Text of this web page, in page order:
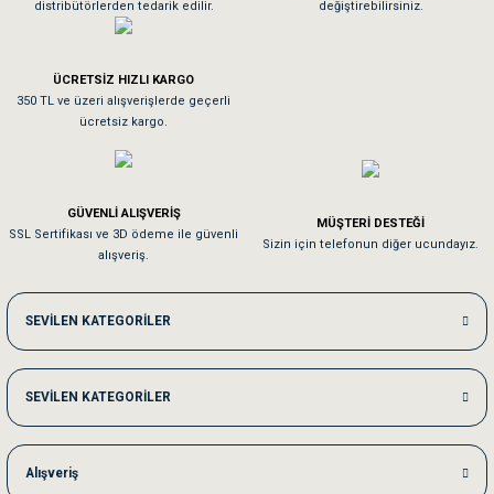
Tavşanım kafesinin kalitesine ve paketlemesine bayıldım
Sa**** On******
Kedilerim beğeniyorlar. Memnunuz. Uygun fiyatta olması iyi.
Me***** Ya******
Akşam verdiğim sipariş bir sonraki gün elime ulaştı. Jack russell köpeğim
Ka***** Ar******
Ufak bir sorun harici sorun olmadı sağolsunlar onuda hemen çözdüler
distribütörlerden tedarik edilir.
değiştirebilirsiniz.
ÜCRETSİZ HIZLI KARGO
350 TL ve üzeri alışverişlerde geçerli
ücretsiz kargo.
GÜVENLİ ALIŞVERİŞ
SSL Sertifikası ve 3D ödeme ile güvenli
alışveriş.
MÜŞTERİ DESTEĞİ
Sizin için telefonun diğer ucundayız.
SEVİLEN KATEGORİLER
SEVİLEN KATEGORİLER
Alışveriş